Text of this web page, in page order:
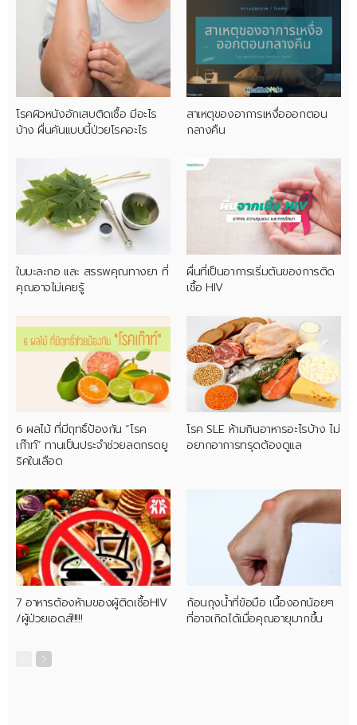
โรคผิวหนังอักเสบติดเชื้อ มีอะไร
บ้าง ผื่นคันแบบนี้ป่วยโรคอะไร
สาเหตุของอาการเหงื่อออกตอน
กลางคืน
ใบมะละกอ และ สรรพคุณทางยา ที่
คุณอาจไม่เคยรู้
ผื่นที่เป็นอาการเริ่มต้นของการติด
เชื้อ HIV
6 ผลไม้ ที่มีฤทธิ์ป้องกัน “โรค
เก๊าท์” ทานเป็นประจำช่วยลดกรดยู
ริคในเลือด
โรค SLE ห้ามกินอาหารอะไรบ้าง ไม่
อยากอาการทรุดต้องดูแล
7 อาหารต้องห้ามของผู้ติดเชื้อHIV
/ผู้ป่วยเอดส์!!!!!
ก้อนถุงน้ำที่ข้อมือ เนื้องอกน้อยๆ
ที่อาจเกิดได้เมื่อคุณอายุมากขึ้น